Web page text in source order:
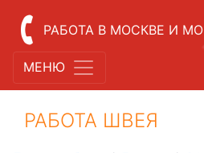
РАБОТА В МОСКВЕ И МО
МЕНЮ
РАБОТА ШВЕЯ